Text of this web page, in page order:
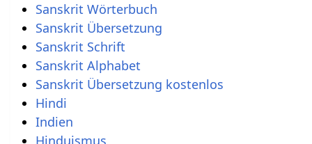
Sanskrit Wörterbuch
Sanskrit Übersetzung
Sanskrit Schrift
Sanskrit Alphabet
Sanskrit Übersetzung kostenlos
Hindi
Indien
Hinduismus